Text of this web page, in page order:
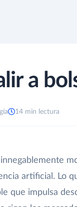
a
14 min lectura
artificial. Lo
que impulsa